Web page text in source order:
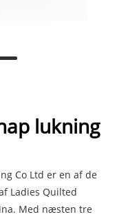
lukning
Co Ltd er en af ​​de
Ladies Quilted
Med næsten tre